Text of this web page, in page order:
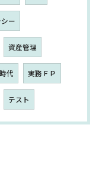
ー
資産管理
代 実務ＦＰ
テスト